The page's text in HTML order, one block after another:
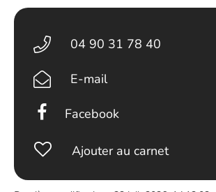
04 90 31 78 40
E-mail
Facebook
Ajouter au carnet